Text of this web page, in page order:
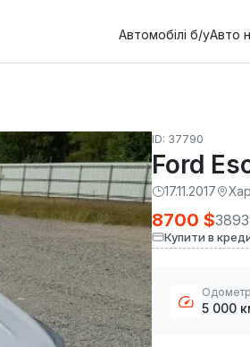
Автомобілі б/уАвто
ID: 37790
Ford
17.11.2017
8700 $
Купити в
Одометр
5 000